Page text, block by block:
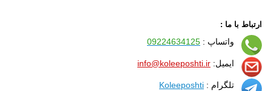
ارتباط با ما :
واتساپ : 09224634125
ایمیل: info@koleeposhti.ir
تلگرام : Koleeposhti